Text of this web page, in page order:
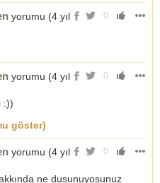
0
yorumu (4 yıl
0
yorumu (4 yıl
:))
göster)
0
yorumu (4 yıl
ne dusunuyosunuz